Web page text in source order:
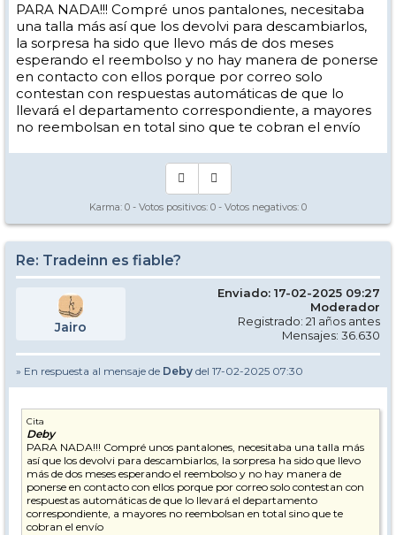
PARA NADA!!! Compré unos pantalones, necesitaba
una talla más así que los devolvi para descambiarlos,
la sorpresa ha sido que llevo más de dos meses
esperando el reembolso y no hay manera de ponerse
en contacto con ellos porque por correo solo
contestan con respuestas automáticas de que lo
llevará el departamento correspondiente, a mayores
no reembolsan en total sino que te cobran el envío
Karma: 0 - Votos positivos: 0 - Votos negativos: 0
Re: Tradeinn es fiable?
Jairo
Enviado: 17-02-2025 09:27
Moderador
Registrado: 21 años antes
Mensajes: 36.630
» En respuesta al mensaje de Deby del 17-02-2025 07:30
Cita
Deby
PARA NADA!!! Compré unos pantalones, necesitaba una talla más
así que los devolvi para descambiarlos, la sorpresa ha sido que llevo
más de dos meses esperando el reembolso y no hay manera de
ponerse en contacto con ellos porque por correo solo contestan con
respuestas automáticas de que lo llevará el departamento
correspondiente, a mayores no reembolsan en total sino que te
cobran el envío